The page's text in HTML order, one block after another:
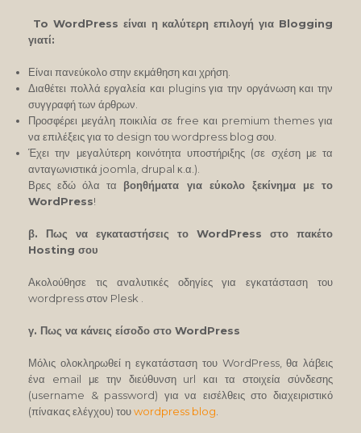
To WordPress είναι η καλύτερη επιλογή για Blogging
γιατί:
Είναι πανεύκολο στην εκμάθηση και χρήση.
Διαθέτει πολλά εργαλεία και plugins για την οργάνωση και την
συγγραφή των άρθρων.
Προσφέρει μεγάλη ποικιλία σε free και premium themes για
να επιλέξεις για το design του wordpress blog σου.
Έχει την μεγαλύτερη κοινότητα υποστήριξης (σε σχέση με τα
ανταγωνιστικά joomla, drupal κ.α.).
Βρες εδώ όλα τα βοηθήματα για εύκολο ξεκίνημα με το
WordPress!
β. Πως να εγκαταστήσεις το WordPress στο πακέτο
Hosting σου
Ακολούθησε τις αναλυτικές οδηγίες για εγκατάσταση του
wordpress στον Plesk .
γ. Πως να κάνεις είσοδο στο WordPress
Μόλις ολοκληρωθεί η εγκατάσταση του WordPress, θα λάβεις
ένα email με την διεύθυνση url και τα στοιχεία σύνδεσης
(username & password) για να εισέλθεις στο διαχειριστικό
(πίνακας ελέγχου) τουwordpress blog.